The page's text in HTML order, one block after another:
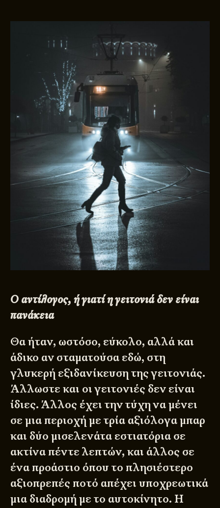
Ο αντίλογος, ή γιατί η γειτονιά δεν είναι
πανάκεια
Θα ήταν, ωστόσο, εύκολο, αλλά και
άδικο αν σταματούσα εδώ, στη
γλυκερή εξιδανίκευση της γειτονιάς.
Άλλωστε και οι γειτονιές δεν είναι
ίδιες. Άλλος έχει την τύχη να μένει
σε μια περιοχή με τρία αξιόλογα μπαρ
και δύο μισελενάτα εστιατόρια σε
ακτίνα πέντε λεπτών, και άλλος σε
ένα προάστιο όπου το πλησιέστερο
αξιοπρεπές ποτό απέχει υποχρεωτικά
μια διαδρομή με το αυτοκίνητο. Η